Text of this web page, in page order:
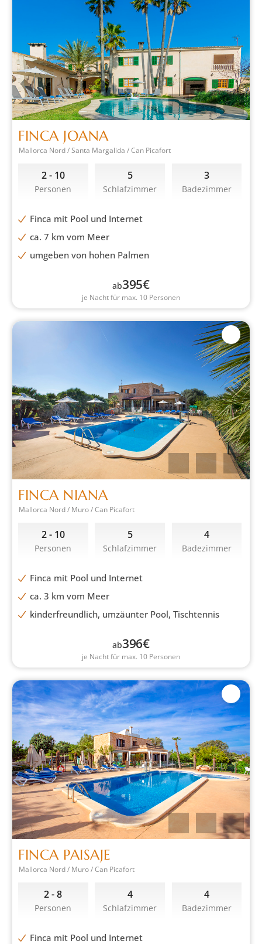
FINCA JOANA
Mallorca Nord / Santa Margalida / Can Picafort
2 - 10
Personen
5
Schlafzimmer
3
Badezimmer
Finca mit Pool und Internet
ca. 7 km vom Meer
umgeben von hohen Palmen
ab395€
je Nacht für max. 10 Personen
FINCA NIANA
Mallorca Nord / Muro / Can Picafort
2 - 10
Personen
5
Schlafzimmer
4
Badezimmer
Finca mit Pool und Internet
ca. 3 km vom Meer
kinderfreundlich, umzäunter Pool, Tischtennis
ab396€
je Nacht für max. 10 Personen
FINCA PAISAJE
Mallorca Nord / Muro / Can Picafort
2 - 8
Personen
4
Schlafzimmer
4
Badezimmer
Finca mit Pool und Internet